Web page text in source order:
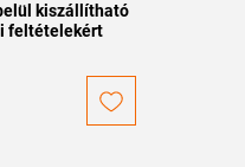
kiszállítható
feltételekért